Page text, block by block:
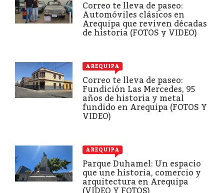
Correo te lleva de paseo:
Automóviles clásicos en
Arequipa que reviven décadas
de historia (FOTOS y VIDEO)
AREQUIPA
Correo te lleva de paseo:
Fundición Las Mercedes, 95
años de historia y metal
fundido en Arequipa (FOTOS Y
VIDEO)
AREQUIPA
Parque Duhamel: Un espacio
que une historia, comercio y
arquitectura en Arequipa
(VIDEO Y FOTOS)